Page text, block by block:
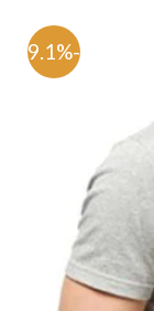
-69.1%